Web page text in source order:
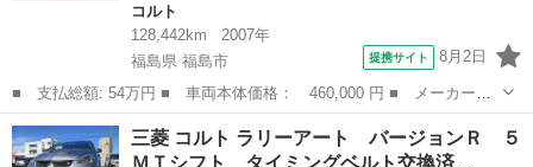
コルト
128,442km
2007年
福島県 福島市
提携サイト 8月2日
■ 支払総額: 54万円 ■ 車両本体価格： 460,000 円 ■ メーカー
名： 三菱 ■ 車種名： コルト ■ グレード名： ラリーアート
バージョンＲ タイミングベルト交換済 社外１７インチアルミホイ
福島 福島市 コルト
三菱 コルト ラリーアート バージョンＲ ５
ＭＴシフト タイミングベルト交換済…